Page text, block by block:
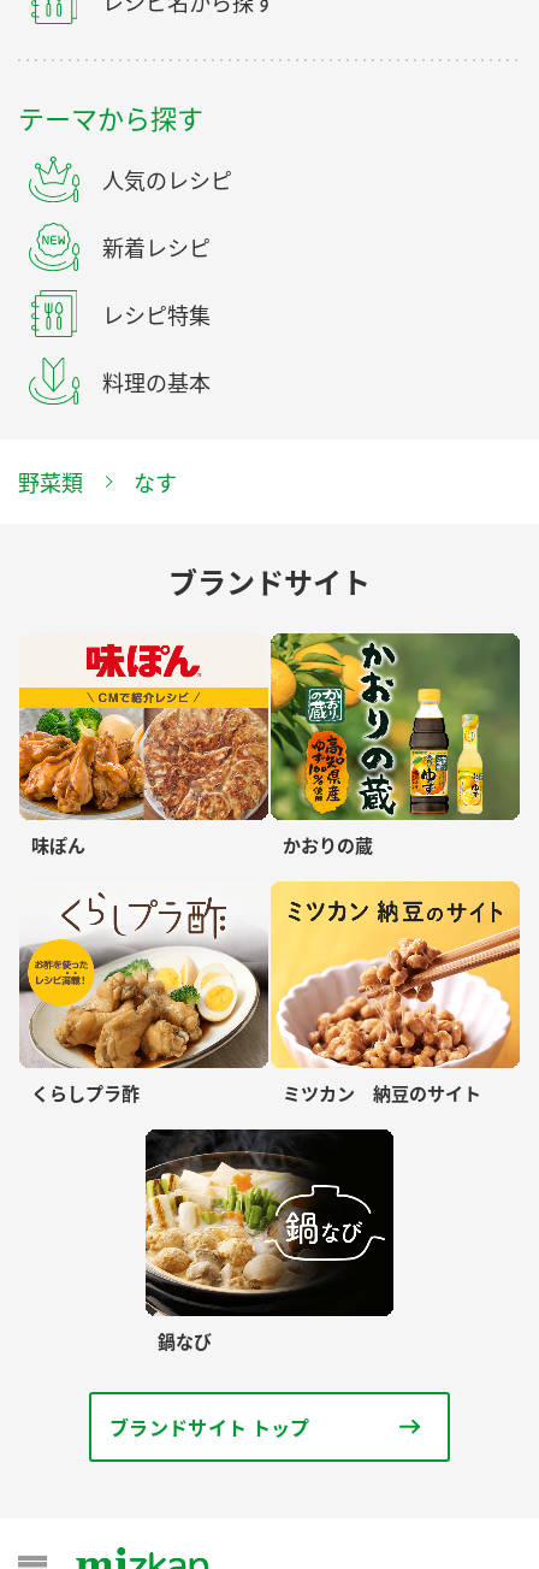
テーマから探す
人気のレシピ
新着レシピ
レシピ特集
料理の基本
野菜類 なす
ブランドサイト
味ぽん かおりの蔵
くらしプラ酢 ミツカン 納豆のサイト
鍋なび
ブランドサイト トップ